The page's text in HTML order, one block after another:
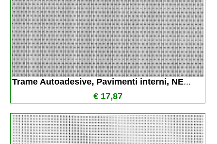
Trame Autoadesive, Pavimenti interni, NE...
€ 17,87